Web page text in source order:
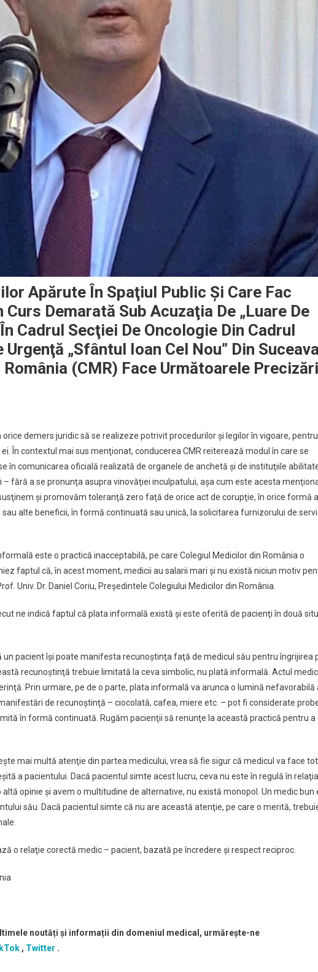
Apărute În Spaţiul Public Şi Care Fac
Demarată Sub Acuzaţia De „luare De
Cadrul Secţiei De Oncologie Din Cadrul
„Sfântul Ioan Cel Nou” Din
(CMR) Face Următoarele Precizări
demers juridic să se realizeze potrivit procedurilor şi legilor în vigoare,
În contextul mai sus menţionat, conducerea CMR reiterează modul în care se
în comunicarea oficială realizată de organele de anchetă şi de instituţiile
fără a se pronunţa asupra vinovăţiei inculpatului, aşa cum este acesta
şi promovăm toleranţă zero faţă de orice act de corupţie, în orice formă
alte beneficii, în formă continuată sau unică, la solicitarea furnizorului de
este o practică inacceptabilă, pe care Colegiul Medicilor din România o
faptul că, în acest moment, medicii au salarii mari şi nu există niciun motiv
Univ. Dr. Daniel Coriu, Preşedintele Colegiului Medicilor din România.
ne indică faptul că plata informală există şi este oferită de pacienţi în două
pacient îşi poate manifesta recunoştinţa faţă de medicul său pentru îngrijirea
recunoştinţă trebuie limitată la ceva simbolic, nu plată informală. Actul
Prin urmare, pe de o parte, plata informală va arunca o lumină nefavorabilă
de recunoştinţă – ciocolată, cafea, miere etc. – pot fi considerate
în formă continuată. Rugăm pacienţii să renunţe la această practică pentru a
mai multă atenţie din partea medicului, vrea să fie sigur că medicul va face
a pacientului. Dacă pacientul simte acest lucru, ceva nu este în regulă în
opinie şi avem o multitudine de alternative, nu există monopol. Un medic bun
său. Dacă pacientul simte că nu are această atenţie, pe care o merită,
o relaţie corectă medic – pacient, bazată pe încredere şi respect reciproc.
noutăți și informații din domeniul medical, urmărește-ne
, Twitter .